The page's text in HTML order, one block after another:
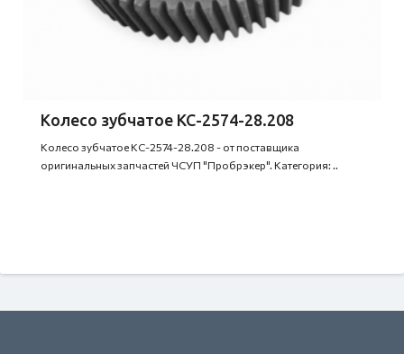
Колесо зубчатое КС-2574-28.208
Колесо зубчатое КС-2574-28.208 - от поставщика
оригинальных запчастей ЧСУП "Пробрэкер". Категория: ..